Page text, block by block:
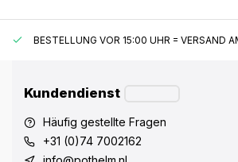
BESTELLUNG VOR 15:00 UHR = VERSAND
Kundendienst
Häufig gestellte Fragen
+31 (0)74 7002162